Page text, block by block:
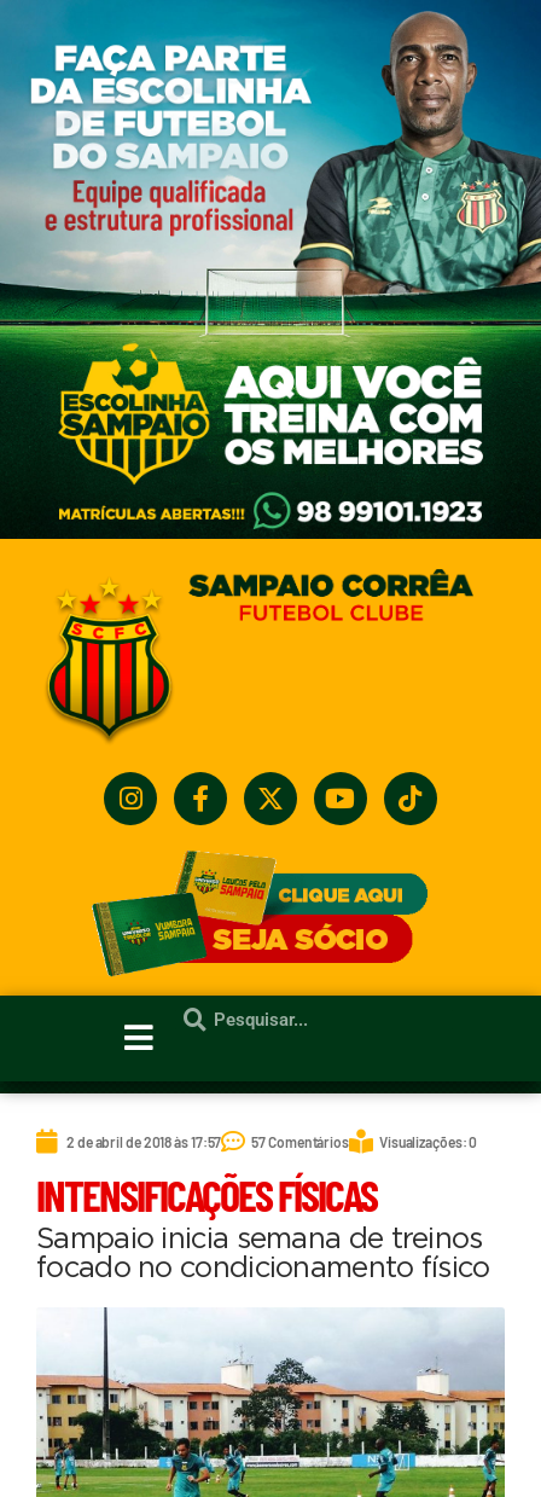
2 de abril de 2018 às 17:57 57 Comentários Visualizações: 0
INTENSIFICAÇÕES FÍSICAS
Sampaio inicia semana de treinos
focado no condicionamento físico